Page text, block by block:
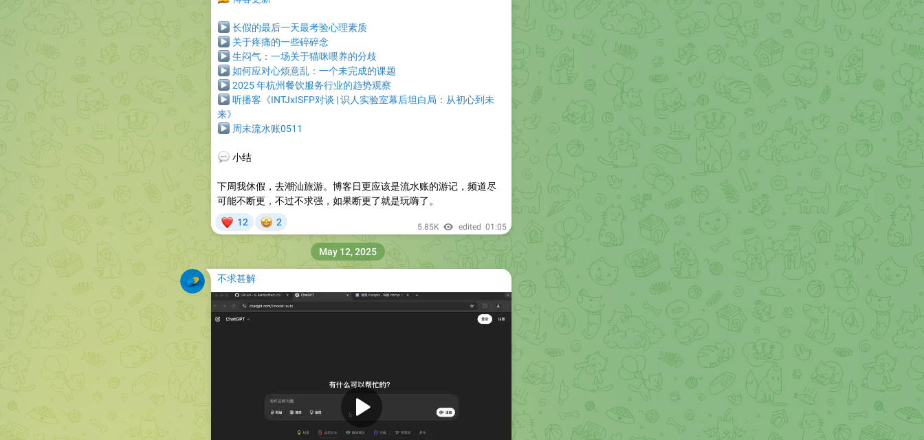
▶长假的最后一天最考验心理素质
▶关于疼痛的一些碎碎念
▶生闷气：一场关于猫咪喂养的分歧
▶如何应对心烦意乱：一个未完成的课题
▶2025 年杭州餐饮服务行业的趋势观察
▶听播客《INTJxISFP对谈 | 识人实验室幕后坦白局：从初心到未
来》
▶周末流水账0511
💬
小结
下周我休假，去潮汕旅游。博客日更应该是流水账的游记，频道尽
可能不断更，不过不求强，如果断更了就是玩嗨了。
❤
12
🤩
2 5.85K edited 01:05
不求甚解
May 12, 2025